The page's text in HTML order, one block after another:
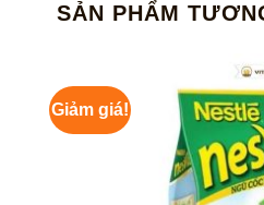
SẢN PHẨM
Giảm giá!